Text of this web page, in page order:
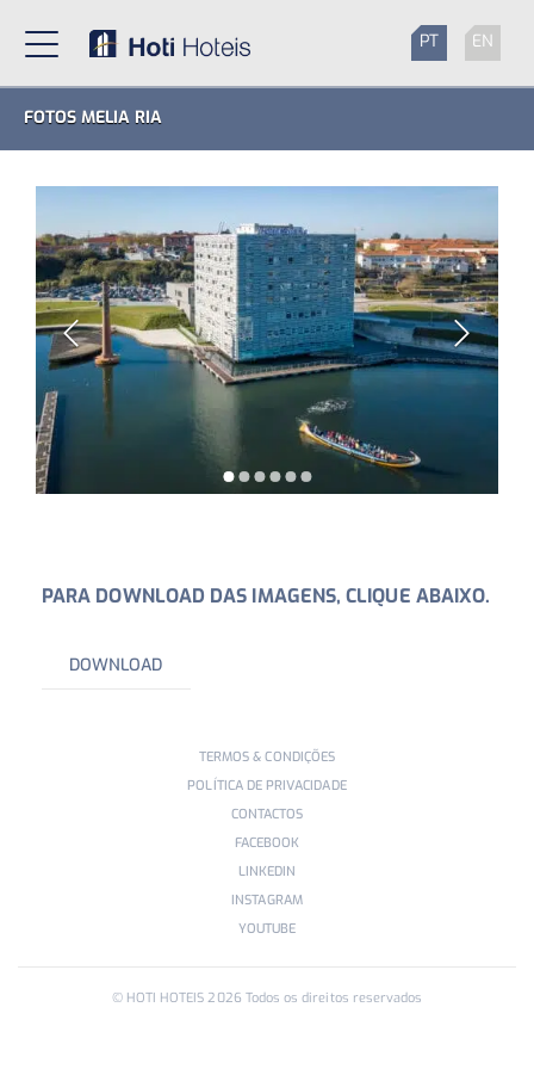
PT EN
FOTOS MELIA RIA
PARA DOWNLOAD DAS IMAGENS, CLIQUE ABAIXO.
DOWNLOAD
TERMOS & CONDIÇÕES
POLÍTICA DE PRIVACIDADE
CONTACTOS
FACEBOOK
LINKEDIN
INSTAGRAM
YOUTUBE
© HOTI HOTEIS2026 Todos os direitos reservados